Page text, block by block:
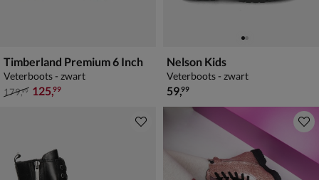
Timberland Premium 6 Inch
Veterboots - zwart
van € 179,99 voor € 125,99
179,99 125,99
Nelson Kids
Veterboots - zwart
€ 59,99
59,99